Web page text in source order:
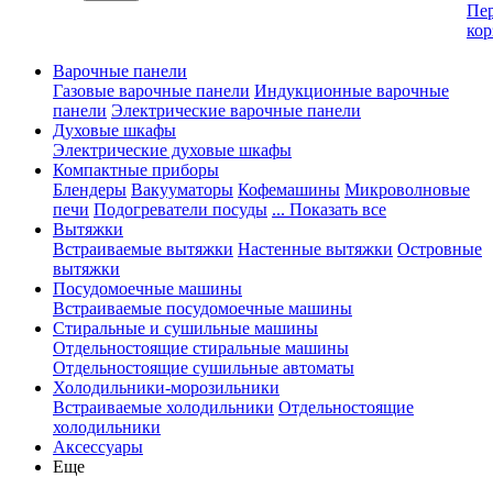
Варочные панели
Газовые варочные панели Индукционные варочные
панели Электрические варочные панели
Духовые шкафы
Электрические духовые шкафы
Компактные приборы
Блендеры Вакууматоры Кофемашины Микроволновые
печи Подогреватели посуды ... Показать все
Вытяжки
Встраиваемые вытяжки Настенные вытяжки Островные
вытяжки
Посудомоечные машины
Встраиваемые посудомоечные машины
Стиральные и сушильные машины
Отдельностоящие стиральные машины
Отдельностоящие сушильные автоматы
Холодильники-морозильники
Встраиваемые холодильники Отдельностоящие
холодильники
Аксессуары
Еще